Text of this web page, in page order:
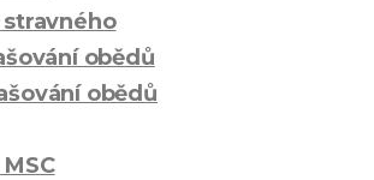
stravného
obědů
obědů